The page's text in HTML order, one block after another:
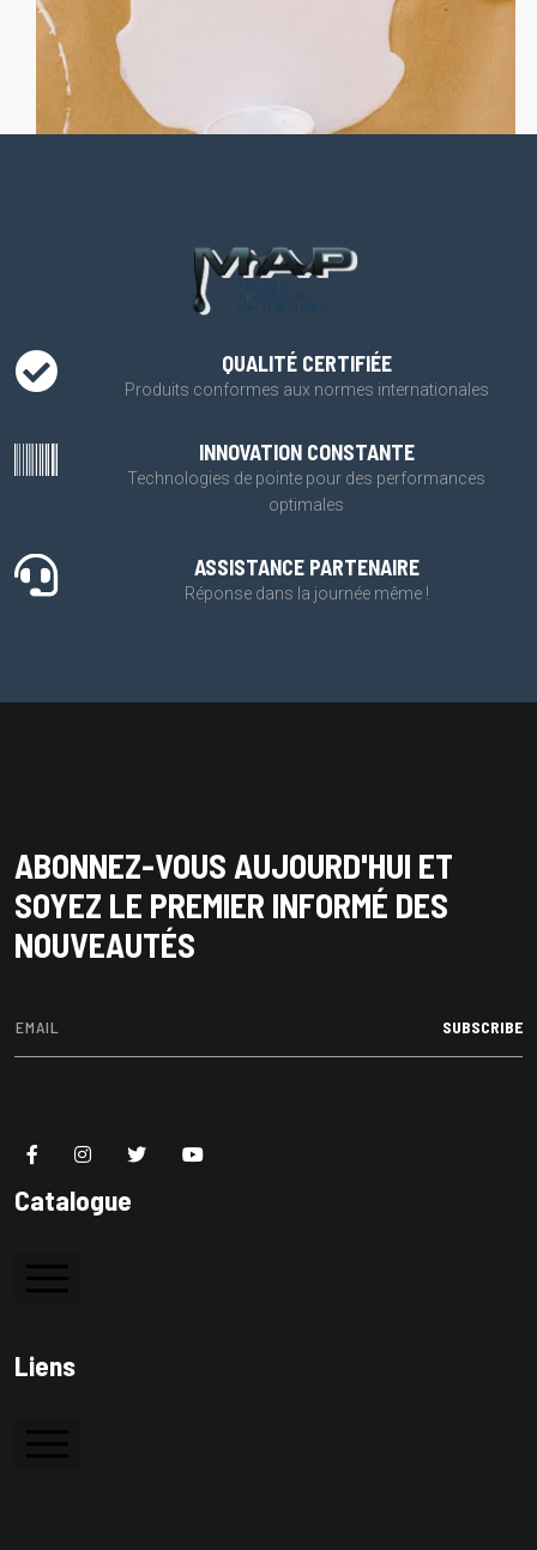
QUALITÉ CERTIFIÉE
Produits conformes aux normes internationales
INNOVATION CONSTANTE
Technologies de pointe pour des performances
optimales
ASSISTANCE PARTENAIRE
Réponse dans la journée même !
ABONNEZ-VOUS AUJOURD'HUI ET
SOYEZ LE PREMIER INFORMÉ DES
NOUVEAUTÉS
SUBSCRIBE
Catalogue
Liens